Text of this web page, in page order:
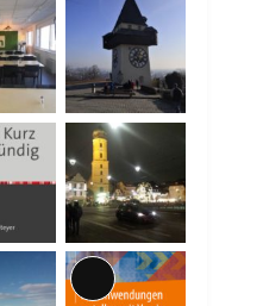
Lange